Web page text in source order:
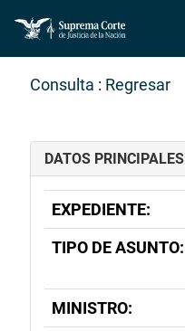
Consulta : Regresar
DATOS PRINCIPALES
EXPEDIENTE:
TIPO DE ASUNTO:
MINISTRO: